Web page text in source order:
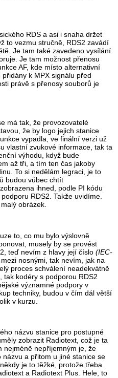
RDS a asi i snaha držet
to vezmu stručně, RDS2 zavádí
Je tam také zavedeno vysílání
Je tam možnost přenosu
AF, kde místo alternativní
k MPX signálu před
právě s přenosy souborů je
má tak, že provozovatelé
že by logo jejich stanice
vypadla, ve finální verzi už
vlastní zvukové informace, tak ta
výhodu, když bude
až tři, a tím ten čas jakoby
To si nedělám legraci, je to
budou vůbec chtít
ihned, podle PI kódu
RDS2. Takže uvidíme.
obrázek.
to, co mu bylo výslovně
musely by se provést
teď nevím z hlavy její číslo (IEC-
nosnými, tak nevím, jak na
proces schválení neadekvátně
kodéry s podporou RDS2
významné podpory v
techniky, budou v čím dál větší
v kurzu.
názvu stanice pro postupné
zobrazit Radiotext, což je ta
nejméně nepříjemným je, že
a přitom u jiné stanice se
je to těžké, protože třeba
a Radiotext Plus. Hele, to